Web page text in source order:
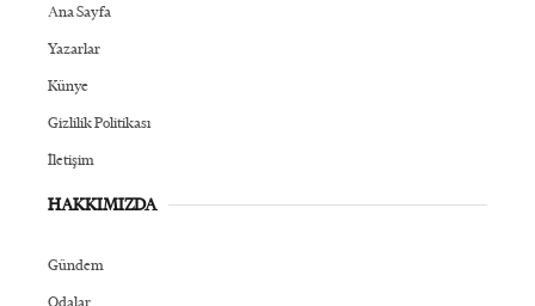
Ana Sayfa
Yazarlar
Künye
Gizlilik Politikası
İletişim
HAKKIMIZDA
Gündem
Odalar